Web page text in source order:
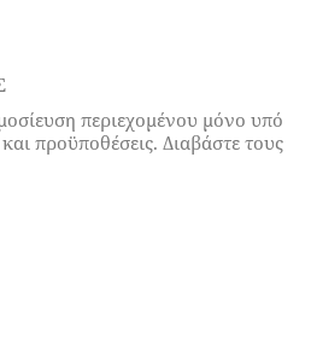
περιεχομένου μόνο υπό
προϋποθέσεις. Διαβάστε τους